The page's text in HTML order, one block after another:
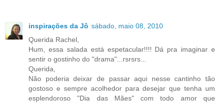
inspirações da Jô sábado, maio 08, 2010
Querida Rachel,
Hum, essa salada está espetacular!!!! Dá pra imaginar e
sentir o gostinho do "drama"...rsrsrs...
Querida,
Não poderia deixar de passar aqui nesse cantinho tão
gostoso e sempre acolhedor para desejar que tenha um
esplendoroso "Dia das Mães" com todo amor que